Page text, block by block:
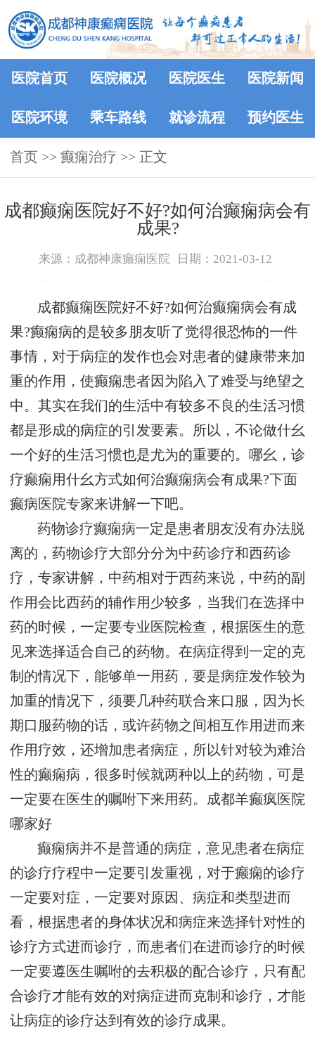
医院首页 医院概况 医院医生 医院新闻
医院环境 乘车路线 就诊流程 预约医生
首页 >> 癫痫治疗 >> 正文
成都癫痫医院好不好?如何治癫痫病会有
成果?
来源：成都神康癫痫医院 日期：2021-03-12
成都癫痫医院好不好?如何治癫痫病会有成
果?癫痫病的是较多朋友听了觉得很恐怖的一件
事情，对于病症的发作也会对患者的健康带来加
重的作用，使癫痫患者因为陷入了难受与绝望之
中。其实在我们的生活中有较多不良的生活习惯
都是形成的病症的引发要素。所以，不论做什幺
一个好的生活习惯也是尤为的重要的。哪幺，诊
疗癫痫用什幺方式如何治癫痫病会有成果?下面
癫病医院专家来讲解一下吧。
药物诊疗癫痫病一定是患者朋友没有办法脱
离的，药物诊疗大部分分为中药诊疗和西药诊
疗，专家讲解，中药相对于西药来说，中药的副
作用会比西药的辅作用少较多，当我们在选择中
药的时候，一定要专业医院检查，根据医生的意
见来选择适合自己的药物。在病症得到一定的克
制的情况下，能够单一用药，要是病症发作较为
加重的情况下，须要几种药联合来口服，因为长
期口服药物的话，或许药物之间相互作用进而来
作用疗效，还增加患者病症，所以针对较为难治
性的癫痫病，很多时候就两种以上的药物，可是
一定要在医生的嘱咐下来用药。 成都羊癫疯医院
哪家好
癫痫病并不是普通的病症，意见患者在病症
的诊疗疗程中一定要引发重视，对于癫痫的诊疗
一定要对症，一定要对原因、病症和类型进而
看，根据患者的身体状况和病症来选择针对性的
诊疗方式进而诊疗，而患者们在进而诊疗的时候
一定要遵医生嘱咐的去积极的配合诊疗，只有配
合诊疗才能有效的对病症进而克制和诊疗，才能
让病症的诊疗达到有效的诊疗成果。